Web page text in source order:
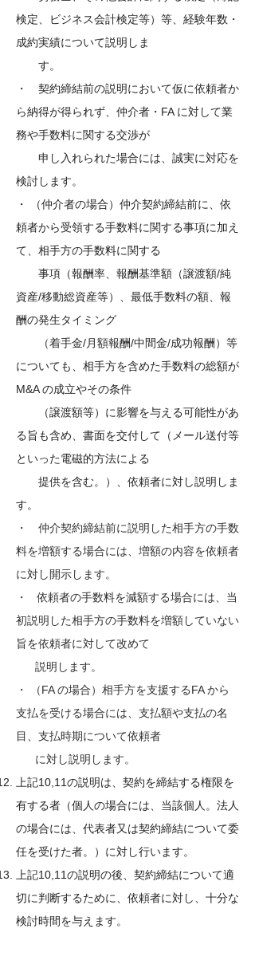
検定、ビジネス会計検定等）等、経験年数・
成約実績について説明しま
す。
​・ 契約締結前の説明において仮に依頼者か
ら納得が得られず、仲介者・FA に対して業
務や手数料に関する交渉が
申し入れられた場合には、誠実に対応を
検討します。
・ （仲介者の場合）仲介契約締結前に、依
頼者から受領する手数料に関する事項に加え
て、相手方の手数料に関する
事項（報酬率、報酬基準額（譲渡額/純
資産/移動総資産等）、最低手数料の額、報
酬の発生タイミング
（着手金/月額報酬/中間金/成功報酬）等
についても、相手方を含めた手数料の総額が
M&A の成立やその条件
（譲渡額等）に影響を与える可能性があ
る旨も含め、書面を交付して（メール送付等
といった電磁的方法による
提供を含む。）、依頼者に対し説明しま
す。
・ 仲介契約締結前に説明した相手方の手数
料を増額する場合には、増額の内容を依頼者
に対し開示します。
・ 依頼者の手数料を減額する場合には、当
初説明した相手方の手数料を増額していない
旨を依頼者に対して改めて
説明します。
・ （FA の場合）相手方を支援するFA から
支払を受ける場合には、支払額や支払の名
目、支払時期について依頼者
に対し説明します。
上記10,11の説明は、契約を締結する権限を
有する者（個人の場合には、当該個人。法人
の場合には、代表者又は契約締結について委
任を受けた者。）に対し行います。
上記10,11の説明の後、契約締結について適
切に判断するために、依頼者に対し、十分な
検討時間を与えます。